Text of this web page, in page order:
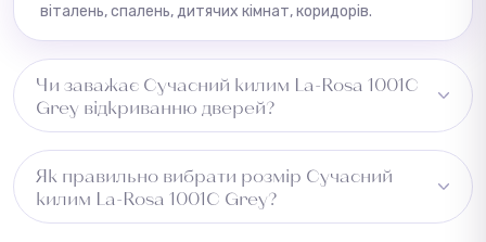
віталень, спалень, дитячих кімнат, коридорів.
Чи заважає Сучасний килим La-Rosa 1001C
Grey відкриванню дверей?
встановленням.
Як правильно вибрати розмір Сучасний
килим La-Rosa 1001C Grey?